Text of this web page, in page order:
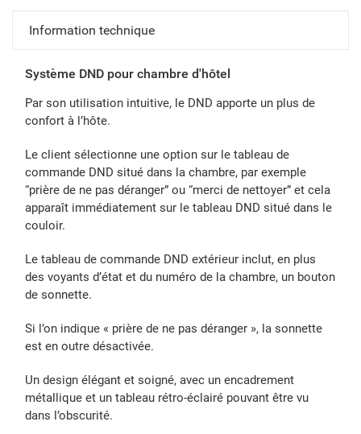
Information technique
Système DND pour chambre d'hôtel
Par son utilisation intuitive, le DND apporte un plus de
confort à l’hôte.
Le client sélectionne une option sur le tableau de
commande DND situé dans la chambre, par exemple
“prière de ne pas déranger” ou “merci de nettoyer” et cela
apparaît immédiatement sur le tableau DND situé dans le
couloir.
Le tableau de commande DND extérieur inclut, en plus
des voyants d’état et du numéro de la chambre, un bouton
de sonnette.
Si l’on indique « prière de ne pas déranger », la sonnette
est en outre désactivée.
Un design élégant et soigné, avec un encadrement
métallique et un tableau rétro-éclairé pouvant être vu
dans l’obscurité.